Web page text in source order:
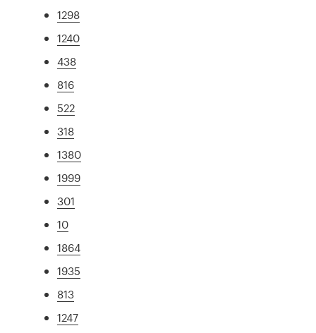
1298
1240
438
816
522
318
1380
1999
301
10
1864
1935
813
1247